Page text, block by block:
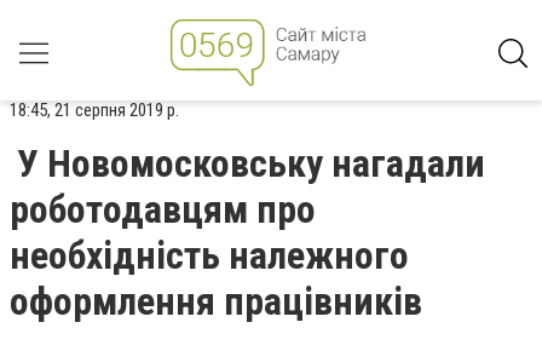
18:45, 21 серпня 2019 р.
У Новомосковську нагадали
роботодавцям про
необхідність належного
оформлення працівників